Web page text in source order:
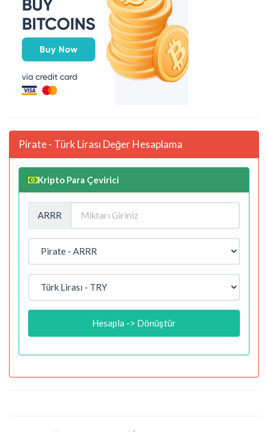
Pirate - Türk Lirası Değer Hesaplama
Kripto Para Çevirici
ARRR
Hesapla -> Dönüştür